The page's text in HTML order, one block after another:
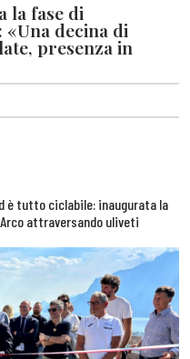
la fase di
decina di
presenza in
è tutto ciclabile: inaugurata la
attraversando uliveti